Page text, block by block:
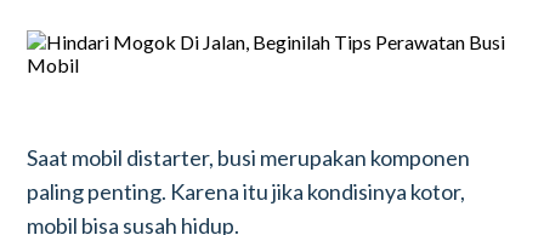
Saat mobil distarter, busi merupakan komponen
paling penting. Karena itu jika kondisinya kotor,
mobil bisa susah hidup.